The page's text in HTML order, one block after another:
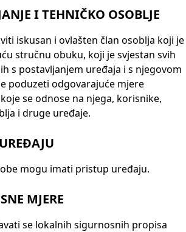
I TEHNIČKO OSOBLJE
iskusan i ovlašten član osoblja koji je
stručnu obuku, koji je svjestan svih
s postavljanjem uređaja i s njegovom
poduzeti odgovarajuće mjere
se odnose na njega, korisnike,
i druge uređaje.
mogu imati pristup uređaju.
MJERE
se lokalnih sigurnosnih propisa